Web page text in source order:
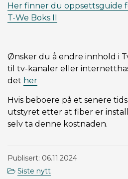
Her finner du oppsettsguide
T-We Boks II
Ønsker du å endre innhold i
til tv-kanaler eller
det her
Hvis beboere på et senere
utstyret etter at fiber er
selv ta denne kostnaden.
Publisert: 06.11.2024
Siste nytt